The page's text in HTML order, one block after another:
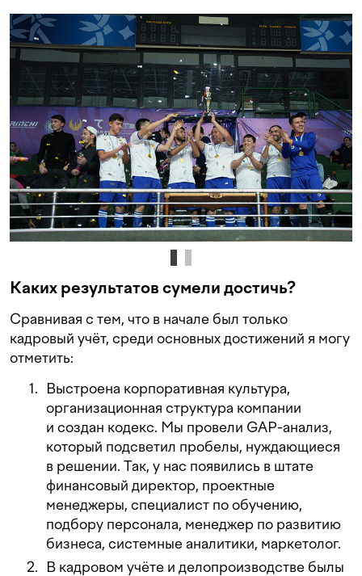
Каких результатов сумели достичь?
Сравнивая с тем, что в начале был только
кадровый учёт, среди основных достижений я могу
отметить:
Выстроена корпоративная культура,
организационная структура компании
и создан кодекс. Мы провели GAP-анализ,
который подсветил пробелы, нуждающиеся
в решении. Так, у нас появились в штате
финансовый директор, проектные
менеджеры, специалист по обучению,
подбору персонала, менеджер по развитию
бизнеса, системные аналитики, маркетолог.
В кадровом учёте и делопроизводстве былы